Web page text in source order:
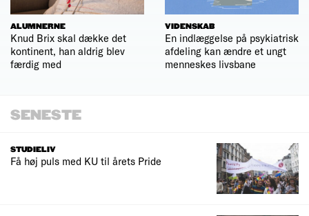
ALUMNERNE
Knud Brix skal dække det
kontinent, han aldrig blev
færdig med
VIDENSKAB
En indlæggelse på psykiatrisk
afdeling kan ændre et ungt
menneskes livsbane
SENESTE
STUDIELIV
Få høj puls med KU til årets Pride